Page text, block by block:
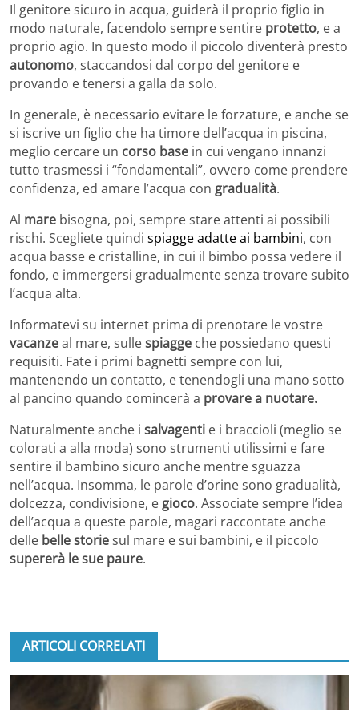
Il genitore sicuro in acqua, guiderà il proprio figlio in
modo naturale, facendolo sempre sentire protetto, e a
proprio agio. In questo modo il piccolo diventerà presto
autonomo, staccandosi dal corpo del genitore e
provando e tenersi a galla da solo.
In generale, è necessario evitare le forzature, e anche se
si iscrive un figlio che ha timore dell’acqua in piscina,
meglio cercare un corso base in cui vengano innanzi
tutto trasmessi i “fondamentali”, ovvero come prendere
confidenza, ed amare l’acqua con gradualità.
Al mare bisogna, poi, sempre stare attenti ai possibili
rischi. Scegliete quindi spiagge adatte ai bambini, con
acqua basse e cristalline, in cui il bimbo possa vedere il
fondo, e immergersi gradualmente senza trovare subito
l’acqua alta.
Informatevi su internet prima di prenotare le vostre
vacanzeal mare, sullespiagge che possiedano questi
requisiti. Fate i primi bagnetti sempre con lui,
mantenendo un contatto, e tenendogli una mano sotto
al pancino quando comincerà a provare a nuotare.
Naturalmente anche i salvagenti e i braccioli (meglio se
colorati a alla moda) sono strumenti utilissimi e fare
sentire il bambino sicuro anche mentre sguazza
nell’acqua. Insomma, le parole d’orine sono gradualità,
dolcezza, condivisione, egioco. Associate sempre l’idea
dell’acqua a queste parole, magari raccontate anche
delle belle storiesul mare e sui bambini, e il piccolo
supererà le sue paure.
ARTICOLI CORRELATI